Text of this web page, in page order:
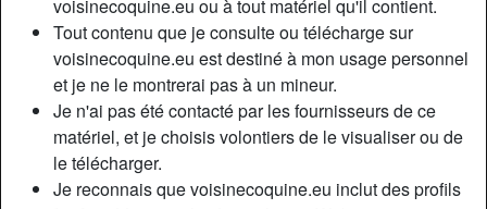
voisinecoquine.eu ou à tout matériel qu'il contient.
Tout contenu que je consulte ou télécharge sur
voisinecoquine.eu est destiné à mon usage personnel
et je ne le montrerai pas à un mineur.
Je n'ai pas été contacté par les fournisseurs de ce
matériel, et je choisis volontiers de le visualiser ou de
le télécharger.
Je reconnais que voisinecoquine.eu inclut des profils
Âge:
28
Pays:
France
Département:
Tarn-et-Garonne
Sexe:
Femme
Sexualité:
Hétéro
Relation:
Couleur des cheveux:
Brunette